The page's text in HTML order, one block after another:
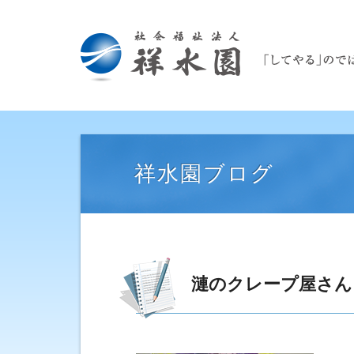
祥水園ブログ
漣のクレープ屋さ